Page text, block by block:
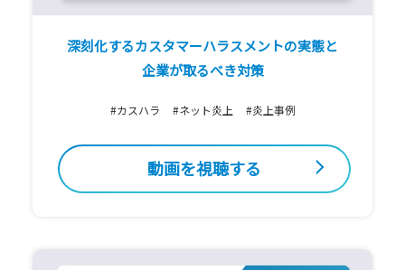
深刻化するカスタマーハラスメントの実態と
企業が取るべき対策
#カスハラ #ネット炎上 #炎上事例
動画を視聴する